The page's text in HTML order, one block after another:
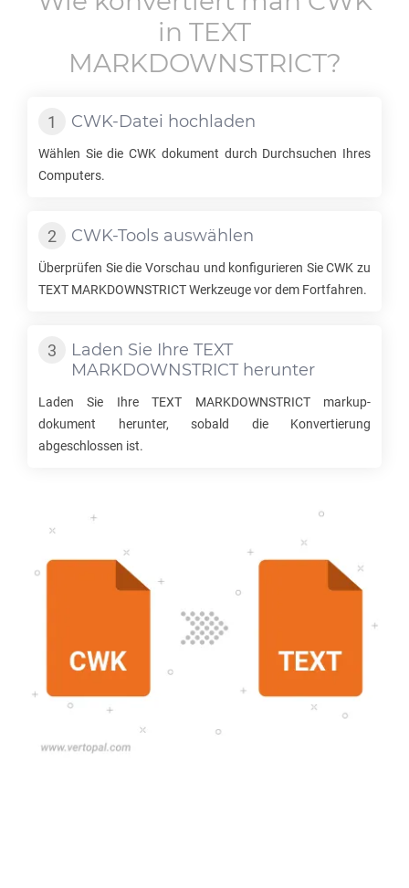
in TEXT
MARKDOWNSTRICT?
CWK-Datei hochladen
Wählen Sie dieCWK dokument durch Durchsuchen Ihres
Computers.
CWK-Tools auswählen
Überprüfen Sie die Vorschau und konfigurieren SieCWK zu
TEXT MARKDOWNSTRICTWerkzeuge vor dem Fortfahren.
Laden Sie Ihre TEXT
MARKDOWNSTRICTherunter
Laden Sie IhreTEXT MARKDOWNSTRICTmarkup-
dokument herunter, sobald die Konvertierung
abgeschlossen ist.